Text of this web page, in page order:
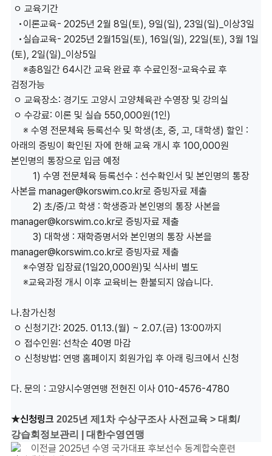
ㅇ 교육기간
•이론교육- 2025년 2월 8일(토), 9일(일), 23일(일)_이상3일
•실습교육- 2025년 2월15일(토), 16일(일), 22일(토), 3월 1일
(토), 2일(일)_이상5일
※총8일간 64시간 교육 완료 후 수료인정-교육수료 후
검정가능
ㅇ 교육장소: 경기도 고양시 고양체육관 수영장 및 강의실
ㅇ 수강료: 이론 및 실습 550,000원(1인)
※ 수영 전문체육 등록선수 및 학생(초, 중, 고, 대학생) 할인 :
아래의 증빙이 확인된 자에 한해 교육 개시 후 100,000원
본인명의 통장으로 입금 예정
1) 수영 전문체육 등록선수 : 선수확인서 및 본인명의 통장
사본을 manager@korswim.co.kr로 증빙자료 제출
2) 초/중/고 학생 : 학생증과 본인명의 통장 사본을
manager@korswim.co.kr로 증빙자료 제출
3) 대학생 : 재학증명서와 본인명의 통장 사본을
manager@korswim.co.kr로 증빙자료 제출
※수영장 입장료(1일20,000원)및 식사비 별도
※교육과정 개시 이후 교육비는 환불되지 않습니다.
나.참가신청
ㅇ 신청기간: 2025. 01.13.(월) ~ 2.07.(금) 13:00까지
ㅇ 접수인원: 선착순 40명 마감
ㅇ 신청방법: 연맹 홈페이지 회원가입 후 아래 링크에서 신청
다. 문의 : 고양시수영연맹 전현진 이사 010-4576-4780
★신청링크 2025년 제1차 수상구조사 사전교육 > 대회/
강습회정보관리 | 대한수영연맹
이전글 2025년 수영 국가대표 후보선수 동계합숙훈련